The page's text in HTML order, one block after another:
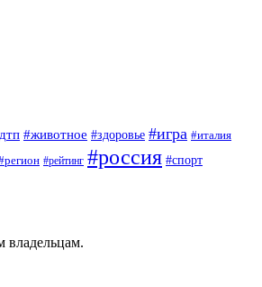
#животное #здоровье #игра #италия
#рейтинг #россия #спорт
владельцам.